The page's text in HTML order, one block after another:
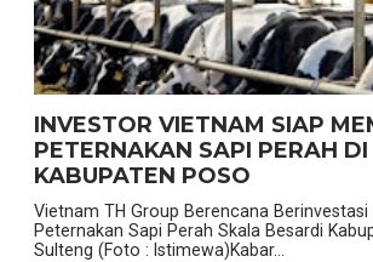
INVESTOR VIETNAM SIAP
PETERNAKAN SAPI PERAH DI
KABUPATEN POSO
Vietnam TH Group Berencana
Peternakan Sapi Perah Skala Besardi
Sulteng (Foto : Istimewa)Kabar...